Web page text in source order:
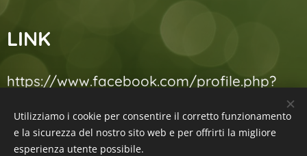
LINK
https://www.facebook.com/profile.php?
https://iperzooduepuntozero.webnode.it/
Utilizziamo i cookie per consentire il corretto funzionamento
e la sicurezza del nostro sito web e per offrirti la migliore
esperienza utente possibile.